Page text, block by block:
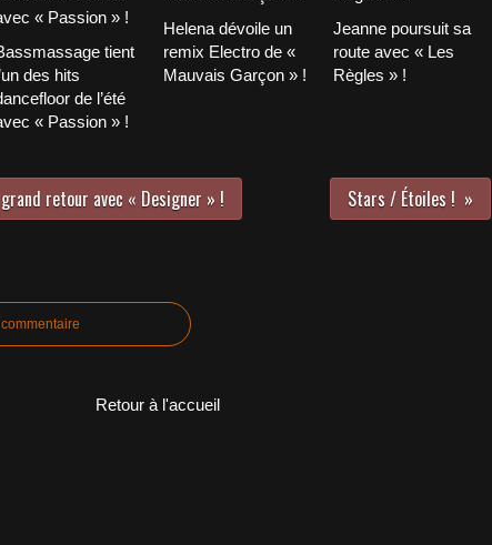
tient
des hits
de l’été
« Passion » !
Helena dévoile un
remix Electro de «
Mauvais Garçon » !
Jeanne poursuit sa
route avec « Les
Règles » !
retour avec « Designer » ! Stars / Étoiles !
Retour à l'accueil